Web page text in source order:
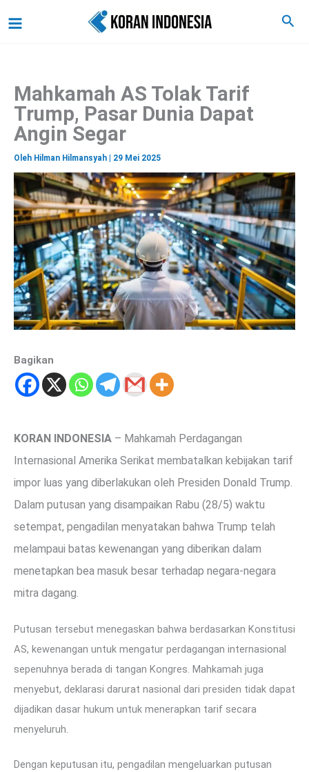
ke
Cari
Mahkamah AS Tolak Tarif
Trump, Pasar Dunia Dapat
Angin Segar
Oleh Hilman Hilmansyah 29 Mei 2025
Bagikan
KORAN INDONESIA – Mahkamah Perdagangan
Internasional Amerika Serikat membatalkan kebijakan tarif
impor luas yang diberlakukan oleh Presiden Donald Trump.
Dalam putusan yang disampaikan Rabu (28/5) waktu
setempat, pengadilan menyatakan bahwa Trump telah
melampaui batas kewenangan yang diberikan dalam
menetapkan bea masuk besar terhadap negara-negara
mitra dagang.
Putusan tersebut menegaskan bahwa berdasarkan Konstitusi
AS, kewenangan untuk mengatur perdagangan internasional
sepenuhnya berada di tangan Kongres. Mahkamah juga
menyebut, deklarasi darurat nasional dari presiden tidak dapat
dijadikan dasar hukum untuk menerapkan tarif secara
menyeluruh.
Dengan keputusan itu, pengadilan mengeluarkan putusan
a